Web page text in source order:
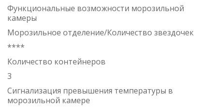
Функциональные возможности морозильной
камеры
Морозильное отделение/Количество звездочек
****
Количество контейнеров
3
Сигнализация превышения температуры в
морозильной камере